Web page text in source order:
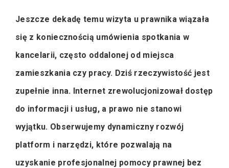
Jeszcze dekadę temu wizyta u prawnika wiązała
się z koniecznością umówienia spotkania w
kancelarii, często oddalonej od miejsca
zamieszkania czy pracy. Dziś rzeczywistość jest
zupełnie inna. Internet zrewolucjonizował dostęp
do informacji i usług, a prawo nie stanowi
wyjątku. Obserwujemy dynamiczny rozwój
platform i narzędzi, które pozwalają na
uzyskanie profesjonalnej pomocy prawnej bez